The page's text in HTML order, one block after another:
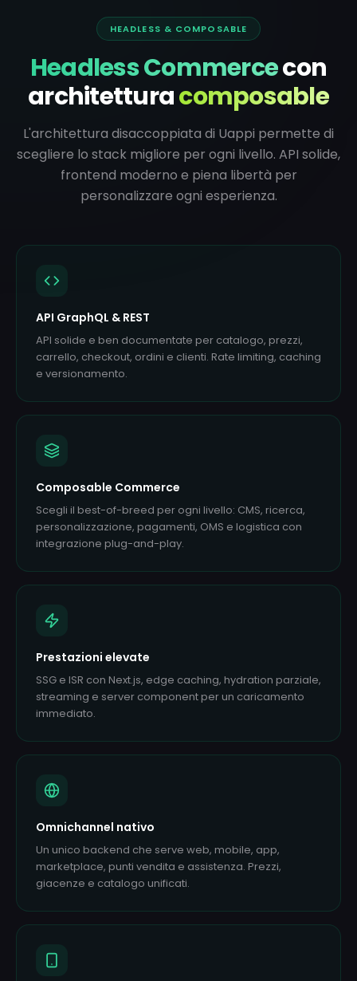
HEADLESS & COMPOSABLE
Headless Commercecon
architetturacomposable
L'architettura disaccoppiata di Uappi permette di
scegliere lo stack migliore per ogni livello. API solide,
frontend moderno e piena libertà per
personalizzare ogni esperienza.
API GraphQL & REST
API solide e ben documentate per catalogo, prezzi,
carrello, checkout, ordini e clienti. Rate limiting, caching
e versionamento.
Composable Commerce
Scegli il best-of-breed per ogni livello: CMS, ricerca,
personalizzazione, pagamenti, OMS e logistica con
integrazione plug-and-play.
Prestazioni elevate
SSG e ISR con Next.js, edge caching, hydration parziale,
streaming e server component per un caricamento
immediato.
Omnichannel nativo
Un unico backend che serve web, mobile, app,
marketplace, punti vendita e assistenza. Prezzi,
giacenze e catalogo unificati.